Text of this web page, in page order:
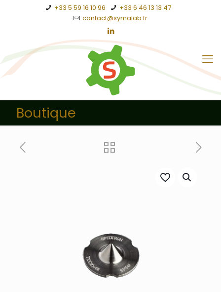
+33 5 59 16 10 96
+33 6 46 13 13 47
contact@symalab.fr
Boutique